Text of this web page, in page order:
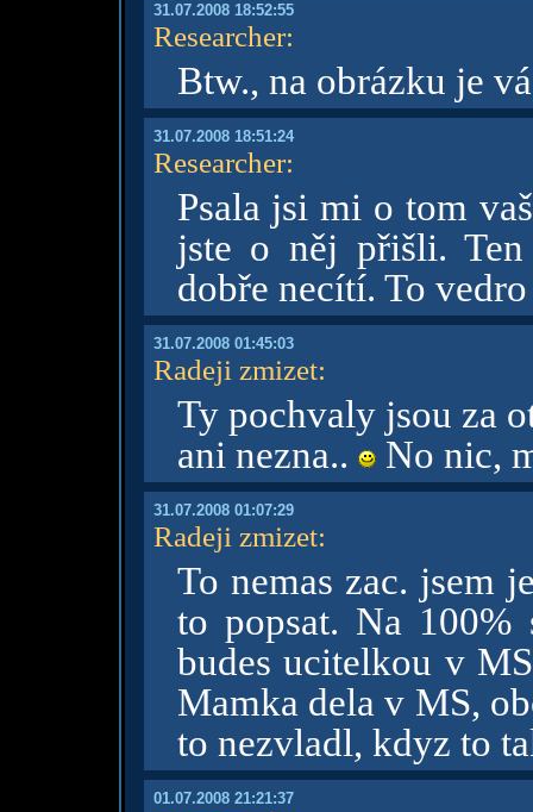
31.07.2008 18:52:55
Researcher:
Btw., na obrázku je
31.07.2008 18:51:24
Researcher:
Psala jsi mi o tom
jste o něj přišli.
dobře necítí. To
31.07.2008 01:45:03
Radeji zmizet:
Ty pochvaly jsou za
ani nezna..
No nic,
31.07.2008 01:07:29
Radeji zmizet:
To nemas zac. jsem
to popsat. Na 100%
budes ucitelkou v
Mamka dela v MS,
to nezvladl, kdyz to
01.07.2008 21:21:37